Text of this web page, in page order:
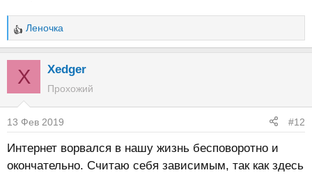
Р
е
ц
и
и
:
Леночка
X Xedger
Прохожий
13 Фев 2019 #12
Интернет ворвался в нашу жизнь бесповоротно и
окончательно. Считаю себя зависимым, так как здесь